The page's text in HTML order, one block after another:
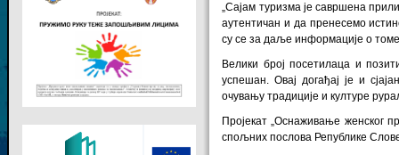
„Сајам туризма је савршена
аутентичан и да пренесемо
су се за даље информације о томе
Велики број посетилаца и
успешан. Овај догађај је и
очувању традиције и културе
Пројекат „Оснаживање женског
спољних послова Републике